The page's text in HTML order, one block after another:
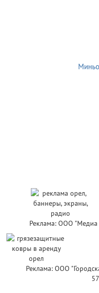
Реклама: ООО
Реклама: ООО